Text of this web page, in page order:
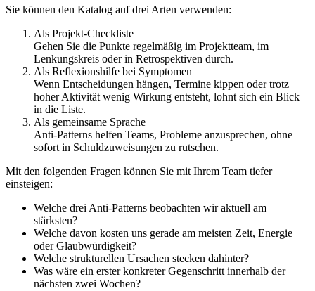
Sie können den Katalog auf drei Arten verwenden:
Als Projekt-Checkliste
Gehen Sie die Punkte regelmäßig im Projektteam, im
Lenkungskreis oder in Retrospektiven durch.
Als Reflexionshilfe bei Symptomen
Wenn Entscheidungen hängen, Termine kippen oder trotz
hoher Aktivität wenig Wirkung entsteht, lohnt sich ein Blick
in die Liste.
Als gemeinsame Sprache
Anti-Patterns helfen Teams, Probleme anzusprechen, ohne
sofort in Schuldzuweisungen zu rutschen.
Mit den folgenden Fragen können Sie mit Ihrem Team tiefer
einsteigen:
Welche drei Anti-Patterns beobachten wir aktuell am
stärksten?
Welche davon kosten uns gerade am meisten Zeit, Energie
oder Glaubwürdigkeit?
Welche strukturellen Ursachen stecken dahinter?
Was wäre ein erster konkreter Gegenschritt innerhalb der
nächsten zwei Wochen?